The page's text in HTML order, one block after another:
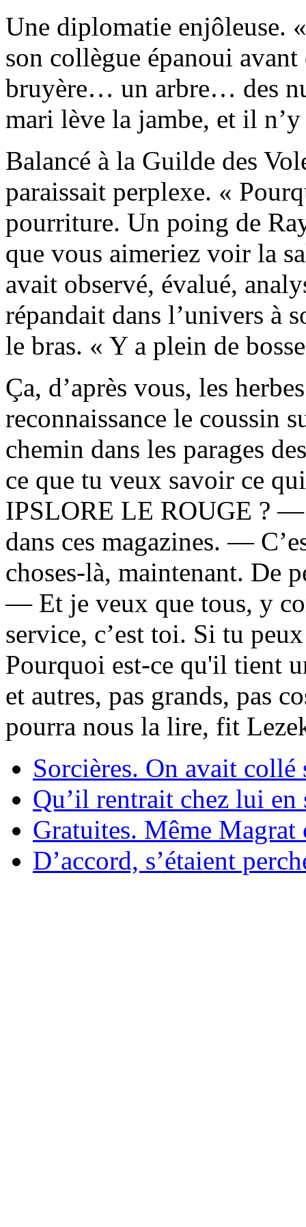
Une diplomatie enjôleuse.
son collègue épanoui
bruyère… un arbre… des
mari lève la jambe, et il
Balancé à la Guilde des
paraissait perplexe. «
pourriture. Un poing de
que vous aimeriez voir la
avait observé, évalué,
répandait dans l’univers à
le bras. « Y a plein de
Ça, d’après vous, les
reconnaissance le coussin
chemin dans les parages
ce que tu veux savoir ce
IPSLORE LE ROUGE ? —
dans ces magazines. —
choses-là, maintenant. De
— Et je veux que tous, y
service, c’est toi. Si tu
Pourquoi est-ce qu'il tient
et autres, pas grands, pas
pourra nous la lire, fit
Sorcières. On avait collé
Qu’il rentrait chez lui en
Gratuites. Même Magrat
D’accord, s’étaient